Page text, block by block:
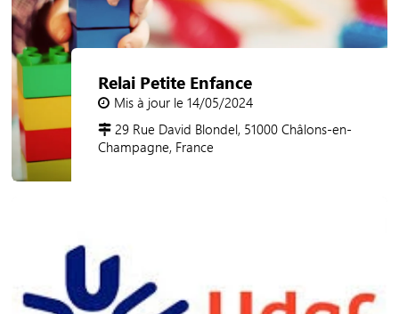
Relai Petite Enfance
Mis à jour le 14/05/2024
29 Rue David Blondel, 51000 Châlons-en-
Champagne, France